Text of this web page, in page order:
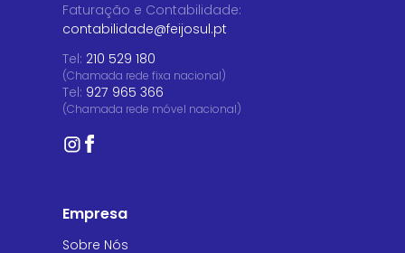
Faturação e Contabilidade:
contabilidade@feijosul.pt
Tel: 210 529 180
(Chamada rede fixa nacional)
Tel: 927 965 366
(Chamada rede móvel nacional)
Empresa
Sobre Nós